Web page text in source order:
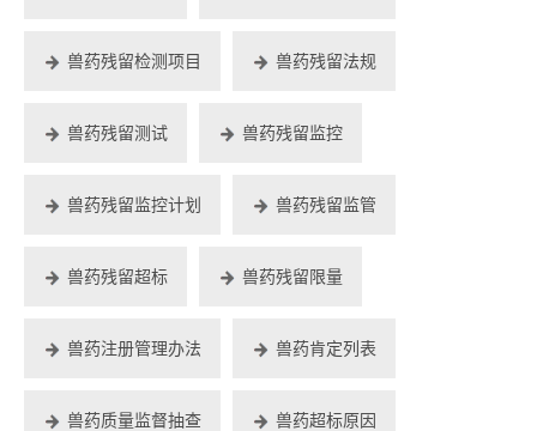
兽药残留检测项目 兽药残留法规
兽药残留测试 兽药残留监控
兽药残留监控计划 兽药残留监管
兽药残留超标 兽药残留限量
兽药注册管理办法 兽药肯定列表
兽药质量监督抽查 兽药超标原因